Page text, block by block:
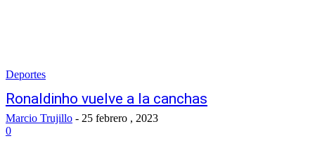
Deportes
Ronaldinho vuelve a la canchas
Marcio Trujillo - 25 febrero , 2023
0